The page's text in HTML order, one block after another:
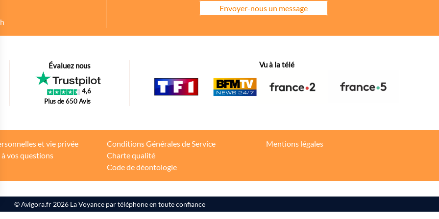
Envoyer-nous un message
Évaluez nous
4,6
Plus de 650 Avis
Vu à la télé
et vie privée
à vos questions
Conditions Générales de Service
Charte qualité
Code de déontologie
Mentions légales
© Avigora.fr 2026 La Voyance par téléphone en toute confiance
bout de code que nous fourni Facebook nous permet de poursuivre nos échanges dans votre fil d’actualité.
s'il y a des conversions.
Options